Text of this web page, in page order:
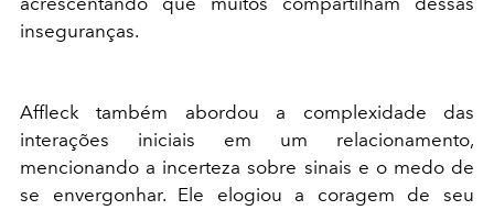
inseguranças. ​
Affleck também abordou a complexidade das
interações iniciais em um relacionamento,
mencionando a incerteza sobre sinais e o medo de
se envergonhar. Ele elogiou a coragem de seu